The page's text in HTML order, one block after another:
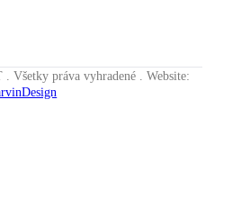
práva vyhradené . Website: